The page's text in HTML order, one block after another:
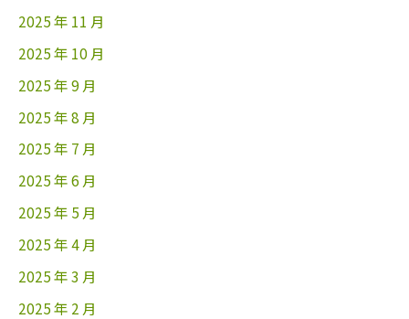
2025 年 11 月
2025 年 10 月
2025 年 9 月
2025 年 8 月
2025 年 7 月
2025 年 6 月
2025 年 5 月
2025 年 4 月
2025 年 3 月
2025 年 2 月